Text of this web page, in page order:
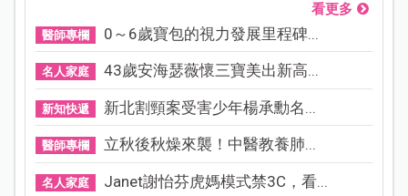
看更多
醫師專欄 0～6歲寶包的視力發展里程碑...
名人家庭 43歲安海瑟薇懷三寶美出新高...
新知快遞 新北割頸案受害少年楊承勳名...
醫師專欄 立秋後秋燥來襲！中醫教養肺...
名人家庭 Janet謝怡芬虎媽模式禁3C，看...